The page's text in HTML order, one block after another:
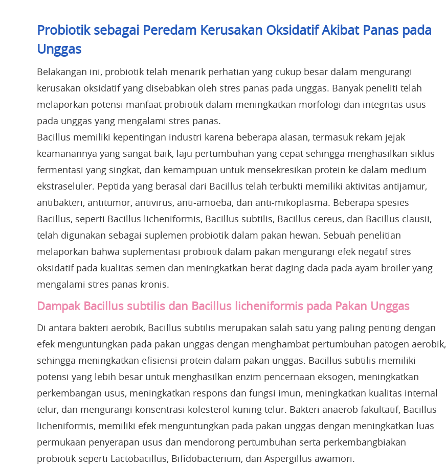
Probiotik sebagai Peredam Kerusakan Oksidatif Akibat Panas pada
Unggas
Belakangan ini, probiotik telah menarik perhatian yang cukup besar dalam mengurangi
kerusakan oksidatif yang disebabkan oleh stres panas pada unggas. Banyak peneliti telah
melaporkan potensi manfaat probiotik dalam meningkatkan morfologi dan integritas usus
pada unggas yang mengalami stres panas.
Bacillus memiliki kepentingan industri karena beberapa alasan, termasuk rekam jejak
keamanannya yang sangat baik, laju pertumbuhan yang cepat sehingga menghasilkan siklus
fermentasi yang singkat, dan kemampuan untuk mensekresikan protein ke dalam medium
ekstraseluler. Peptida yang berasal dari Bacillus telah terbukti memiliki aktivitas antijamur,
antibakteri, antitumor, antivirus, anti-amoeba, dan anti-mikoplasma. Beberapa spesies
Bacillus, seperti Bacillus licheniformis, Bacillus subtilis, Bacillus cereus, dan Bacillus clausii,
telah digunakan sebagai suplemen probiotik dalam pakan hewan. Sebuah penelitian
melaporkan bahwa suplementasi probiotik dalam pakan mengurangi efek negatif stres
oksidatif pada kualitas semen dan meningkatkan berat daging dada pada ayam broiler yang
mengalami stres panas kronis.
Dampak Bacillus subtilis dan Bacillus licheniformis pada Pakan Unggas
Di antara bakteri aerobik, Bacillus subtilis merupakan salah satu yang paling penting dengan
efek menguntungkan pada pakan unggas dengan menghambat pertumbuhan patogen aerobik,
sehingga meningkatkan efisiensi protein dalam pakan unggas. Bacillus subtilis memiliki
potensi yang lebih besar untuk menghasilkan enzim pencernaan eksogen, meningkatkan
perkembangan usus, meningkatkan respons dan fungsi imun, meningkatkan kualitas internal
telur, dan mengurangi konsentrasi kolesterol kuning telur. Bakteri anaerob fakultatif, Bacillus
licheniformis, memiliki efek menguntungkan pada pakan unggas dengan meningkatkan luas
permukaan penyerapan usus dan mendorong pertumbuhan serta perkembangbiakan
probiotik seperti Lactobacillus, Bifidobacterium, dan Aspergillus awamori.